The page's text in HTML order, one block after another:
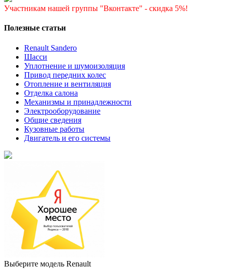
Участникам нашей группы "Вконтакте" - скидка 5%!
Полезные статьи
Renault Sandero
Шасси
Уплотнение и шумоизоляция
Привод передних колес
Отопление и вентиляция
Отделка салона
Механизмы и принадлежности
Электрооборудование
Общие сведения
Кузовные работы
Двигатель и его системы
Выберите модель Renault